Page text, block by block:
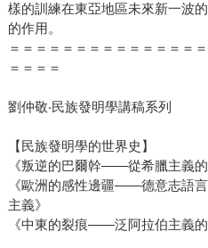
樣的訓練在東亞地區未來新一波
的作用。
＝＝＝＝＝＝＝＝＝＝＝＝＝＝
＝＝＝＝
劉仲敬‧民族發明學講稿系列
【民族發明學的世界史】
《叛逆的巴爾幹——從希臘主義
《歐洲的感性邊疆——德意志語
主義》
《中東的裂痕——泛阿拉伯主義的